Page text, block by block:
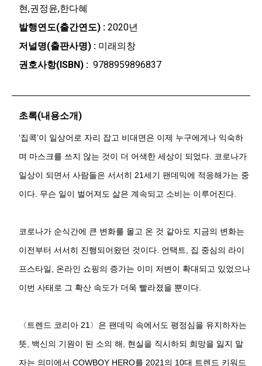
현,권정윤,한다혜
발행연도(출간연도) : 2020년
저널명(출판사명) : 미래의창
권호사항(ISBN) : 9788959896837
초록(내용소개)
‘집콕’이 일상어로 자리 잡고 비대면은 이제 누구에게나 익숙하
며 마스크를 쓰지 않는 것이 더 어색한 세상이 되었다. 코로나가
일상이 되면서 사람들은 서서히 21세기 팬데믹에 적응해가는 중
이다. 무슨 일이 벌어져도 삶은 계속되고 소비는 이루어진다.
코로나가 순식간에 큰 변화를 몰고 온 것 같아도 지금의 변화는
이전부터 서서히 진행되어왔던 것이다. 언택트, 집 중심의 라이
프스타일, 온라인 쇼핑의 증가는 이미 저변이 확대되고 있었으나
이번 사태로 그 확산 속도가 더욱 빨라졌을 뿐이다.
〈트렌드 코리아 21〉은 팬데믹 속에서도 평정심을 유지하자는
뜻, 백신의 기원이 된 소의 해, 현실을 직시하되 희망을 잃지 말
자는 의미에서 COWBOY HERO를 2021의 10대 트렌드 키워드